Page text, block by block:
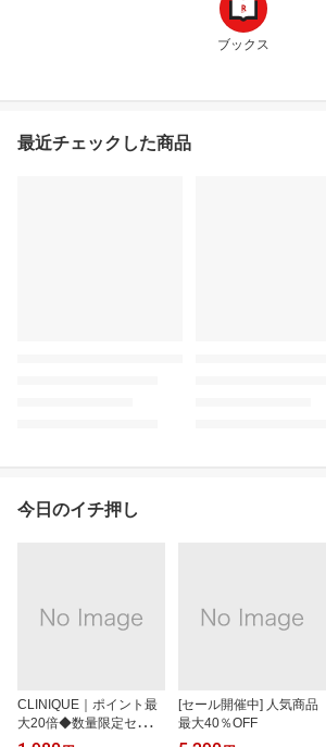
ブックス
最近チェックした商品
今日のイチ押し
CLINIQUE｜ポイント最
大20倍◆数量限定セット
も
[セール開催中] 人気商品
最大40％OFF